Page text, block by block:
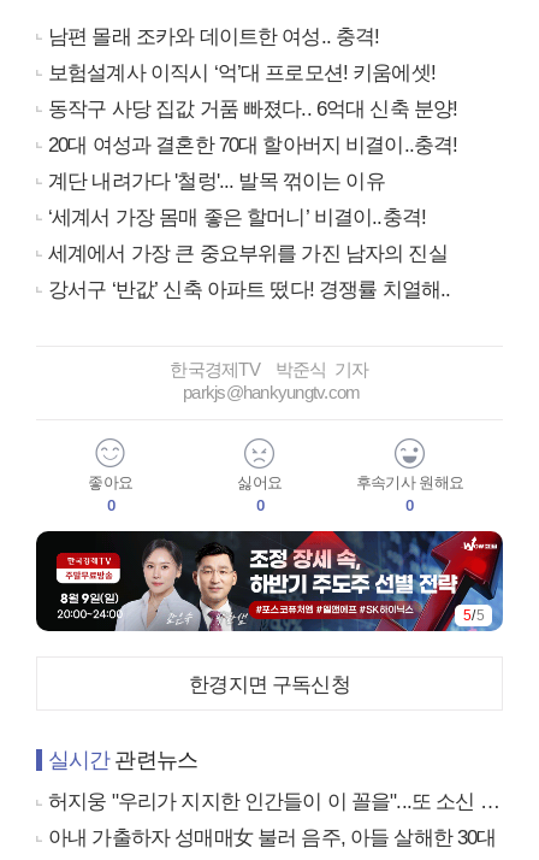
남편 몰래 조카와 데이트한 여성.. 충격!
보험설계사 이직시 ‘억’대 프로모션! 키움에셋!
동작구 사당 집값 거품 빠졌다.. 6억대 신축 분양!
20대 여성과 결혼한 70대 할아버지 비결이..충격!
계단 내려가다 '철렁'... 발목 꺾이는 이유
‘세계서 가장 몸매 좋은 할머니’ 비결이..충격!
세계에서 가장 큰 중요부위를 가진 남자의 진실
강서구 ‘반값’ 신축 아파트 떴다! 경쟁률 치열해..
한국경제TV 박준식 기자
parkjs@hankyungtv.com
좋아요
0
싫어요
0
후속기사 원해요
0
5/5
한경지면 구독신청
실시간관련뉴스
허지웅 "우리가 지지한 인간들이 이 꼴을"...또 소신 발언
아내 가출하자 성매매女 불러 음주, 아들 살해한 30대